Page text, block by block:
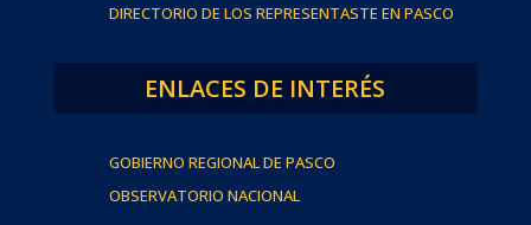
DIRECTORIO DE LOS REPRESENTASTE EN PASCO
ENLACES DE INTERÉS
GOBIERNO REGIONAL DE PASCO
OBSERVATORIO NACIONAL